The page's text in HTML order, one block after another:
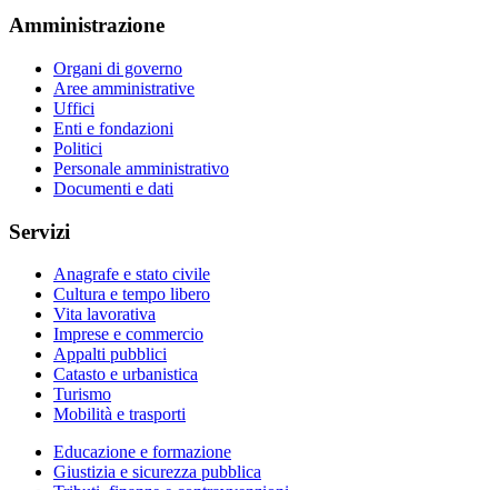
Amministrazione
Organi di governo
Aree amministrative
Uffici
Enti e fondazioni
Politici
Personale amministrativo
Documenti e dati
Servizi
Anagrafe e stato civile
Cultura e tempo libero
Vita lavorativa
Imprese e commercio
Appalti pubblici
Catasto e urbanistica
Turismo
Mobilità e trasporti
Educazione e formazione
Giustizia e sicurezza pubblica